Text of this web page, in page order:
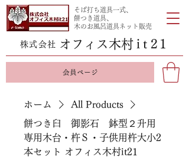
そば打ち道具一式、
餅つき道具、
木のお風呂道具ネット販売
株式会社 オフィス木村it 21
会員ページ
ホーム
All Products
餅つき臼 御影石 鉢型２升用
専用木台・杵Ｓ・子供用杵大小2
本セット オフィス木村it21